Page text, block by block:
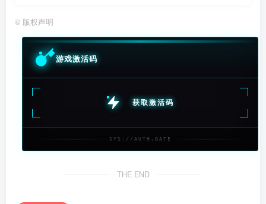
© 版权声明
游戏激活码
获取激活码
SYS://AUTH.GATE
THE END